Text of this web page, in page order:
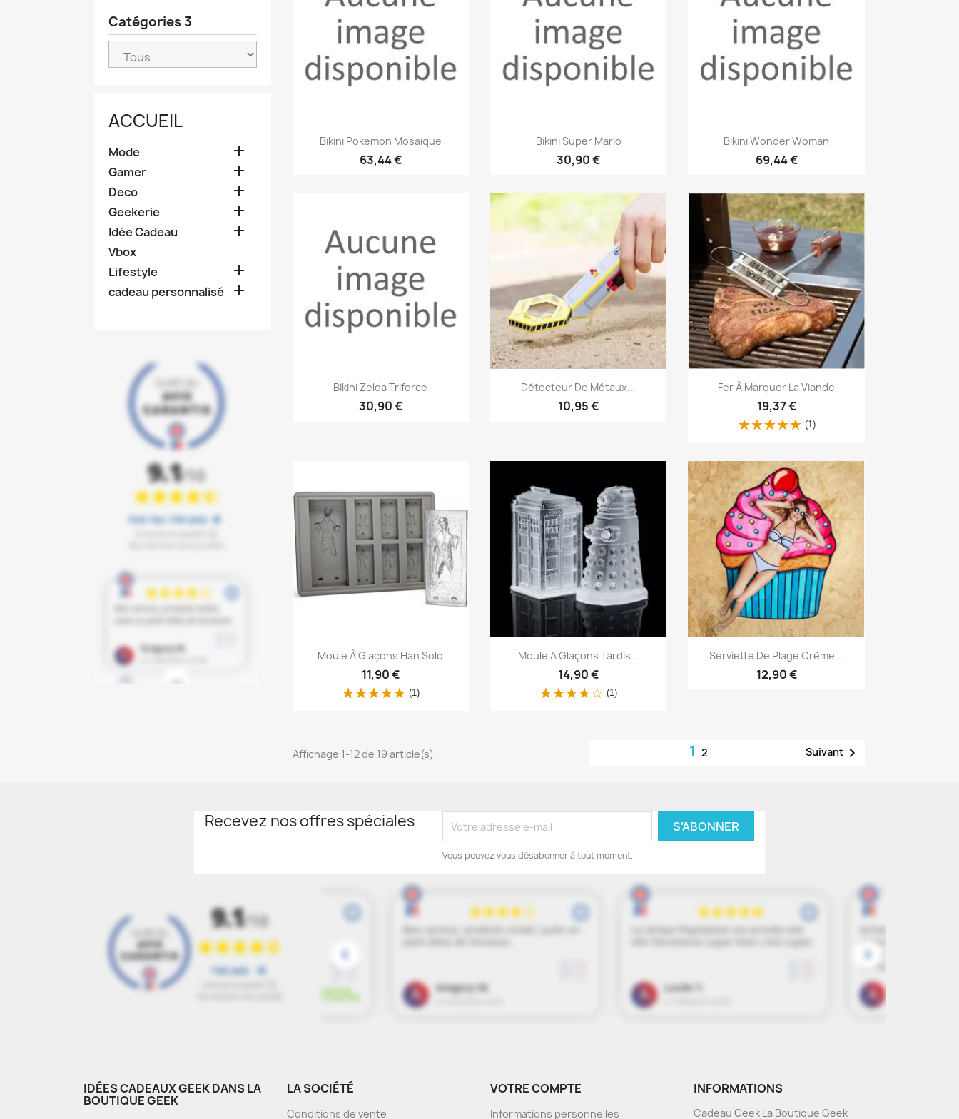
Catégories 3
ACCUEIL
Mode 
Gamer 
Deco 
Geekerie 
Idée Cadeau 
Vbox
Lifestyle

cadeau personnalisé 
Aperçu rapide
Bikini Pokemon Mosaique
63,44 €
Aperçu rapide
Bikini Super Mario
30,90 €
Aperçu rapide
Bikini Wonder Woman
69,44 €
Aperçu rapide
Bikini Zelda Triforce
30,90 €
Aperçu rapide
Détecteur De Métaux...
10,95 €
Aperçu rapide
Fer À Marquer La Viande
19,37 €
(1)
 Aperçu rapide
Moule À Glaçons Han Solo
11,90 €
(1)
Aperçu rapide
Moule A Glaçons Tardis...
14,90 €
(1)
Aperçu rapide
Serviette De Plage Crème...
12,90 €
Affichage 1-12 de 19 article(s) 12 Suivant
Recevez nos offres spéciales
Vous pouvez vous désabonner à tout moment.
IDÉES CADEAUX GEEK DANS LA
BOUTIQUE GEEK
LA SOCIÉTÉ
Conditions de vente
VOTRE COMPTE
Informations personnelles
INFORMATIONS
Cadeau Geek La Boutique Geek